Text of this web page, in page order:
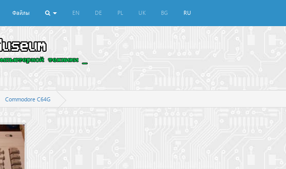
Файлы EN DE PL UK BG RU
Commodore C64G